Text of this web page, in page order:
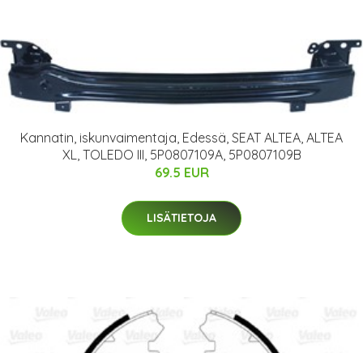
Kannatin, iskunvaimentaja, Edessä, SEAT ALTEA, ALTEA
XL, TOLEDO III, 5P0807109A, 5P0807109B
69.5 EUR
LISÄTIETOJA